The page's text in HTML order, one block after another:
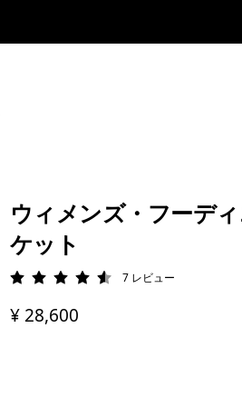
ウィメンズ・フーデ
ケット
評価: 4.6 / 5
7 レビュー
¥ 28,600